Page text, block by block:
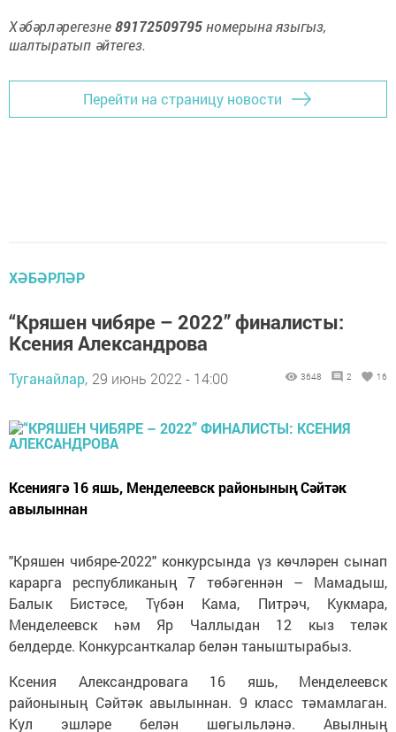
Хәбәрләрегезне89172509795номерына языгыз,
шалтыратып әйтегез.
Перейти на страницу новости
ХӘБӘРЛӘР
“Кряшен чибяре – 2022” финалисты:
Ксения Александрова
Туганайлар, 29 июнь 2022 - 14:00 3648 2 16
Ксениягә 16 яшь, Менделеевск районының Сәйтәк
авылыннан
"Кряшен чибяре-2022" конкурсында үз көчләрен сынап
карарга республиканың 7 төбәгеннән – Мамадыш,
Балык Бистәсе, Түбән Кама, Питрәч, Кукмара,
Менделеевск һәм Яр Чаллыдан 12 кыз теләк
белдерде. Конкурсанткалар белән таныштырабыз.
Ксения Александровага 16 яшь, Менделеевск
районының Сәйтәк авылыннан. 9 класс тәмамлаган.
Кул эшләре белән шөгыльләнә. Авылның